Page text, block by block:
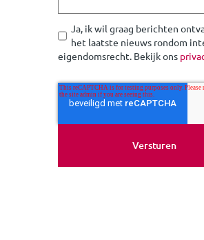
Ja, ik wil graag berichten
het laatste nieuws rondom
eigendomsrecht. Bekijk ons